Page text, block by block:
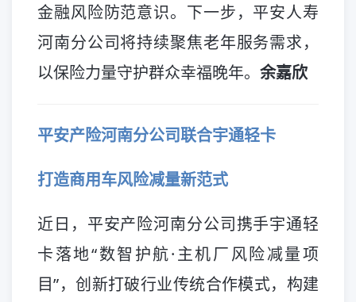
金融风险防范意识。下一步，平安人寿
河南分公司将持续聚焦老年服务需求，
以保险力量守护群众幸福晚年。 余嘉欣
平安产险河南分公司联合宇通轻卡
打造商用车风险减量新范式
近日，平安产险河南分公司携手宇通轻
卡落地“数智护航·主机厂风险减量项
目”，创新打破行业传统合作模式，构建